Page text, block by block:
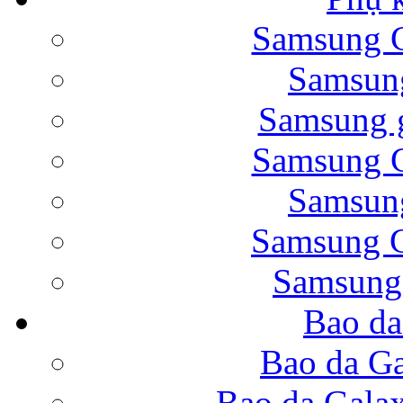
Bao da Samsung
Bao da Galaxy
Nắp lưng Samsung
Samsung
Samsung
Samsung
Bao
Bao da